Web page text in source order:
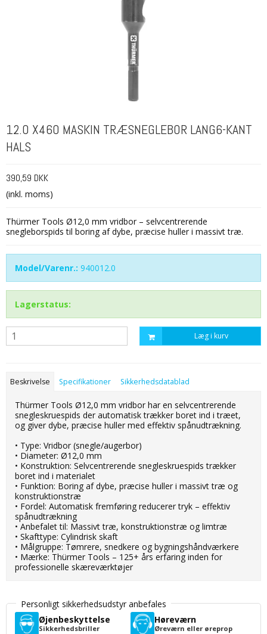
12.0 X460 MASKIN TRÆSNEGLEBOR LANG6-KANT
HALS
390,59 DKK
(inkl. moms)
Thürmer Tools Ø12,0 mm vridbor – selvcentrerende
snegleborspids til boring af dybe, præcise huller i massivt træ.
Model/Varenr.: 940012.0
Lagerstatus:
Læg i kurv
Beskrivelse Specifikationer Sikkerhedsdatablad
Thürmer Tools Ø12,0 mm vridbor har en selvcentrerende
snegleskruespids der automatisk trækker boret ind i træet,
og giver dybe, præcise huller med effektiv spånudtrækning.
• Type: Vridbor (snegle/augerbor)
• Diameter: Ø12,0 mm
• Konstruktion: Selvcentrerende snegleskruespids trækker
boret ind i materialet
• Funktion: Boring af dybe, præcise huller i massivt træ og
konstruktionstræ
• Fordel: Automatisk fremføring reducerer tryk – effektiv
spånudtrækning
• Anbefalet til: Massivt træ, konstruktionstræ og limtræ
• Skafttype: Cylindrisk skaft
• Målgruppe: Tømrere, snedkere og bygningshåndværkere
• Mærke: Thürmer Tools – 125+ års erfaring inden for
professionelle skæreværktøjer
Personligt sikkerhedsudstyr anbefales
Øjenbeskyttelse
Sikkerhedsbriller
Høreværn
Øreværn eller øreprop